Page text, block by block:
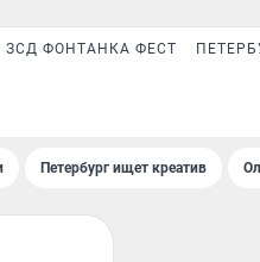
ЗСД ФОНТАНКА ФЕСТ
Петербург ищет креатив